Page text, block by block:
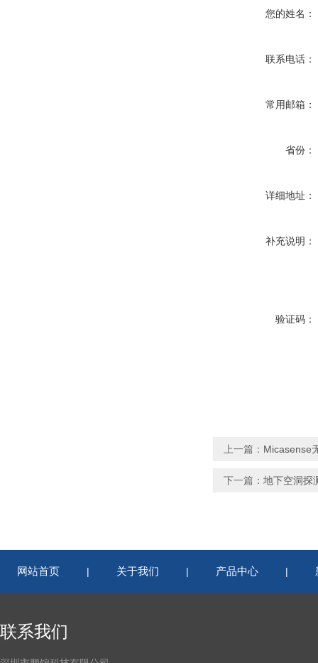
您的姓名：
联系电话：
常用邮箱：
省份：
详细地址：
补充说明：
验证码：
上一篇： Micasense
下一篇： 地下空洞探
网站首页 | 关于我们 | 产品中心 |
联系我们